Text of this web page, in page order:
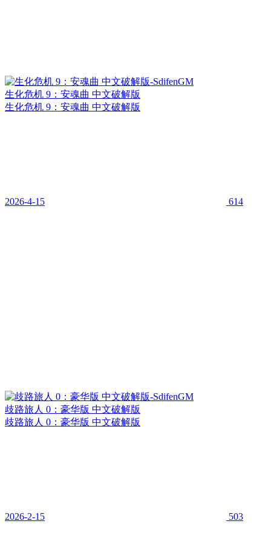
生化危机 9：安魂曲 中文破解版
生化危机 9：安魂曲 中文破解版
2026-4-15 614
歧路旅人 0：豪华版 中文破解版
歧路旅人 0：豪华版 中文破解版
2026-2-15 503